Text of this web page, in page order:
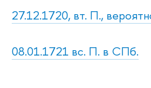
27.12.1720, вт. П.,
08.01.1721 вс. П. в СПб.